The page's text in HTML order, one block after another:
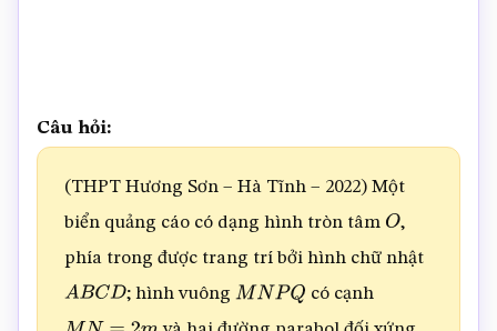
Câu hỏi:
(THPT Hương Sơn – Hà Tĩnh – 2022) Một
biển quảng cáo có dạng hình tròn tâm O,
phía trong được trang trí bởi hình chữ nhật
ABCD ; hình vuôngMNPQ có cạnh